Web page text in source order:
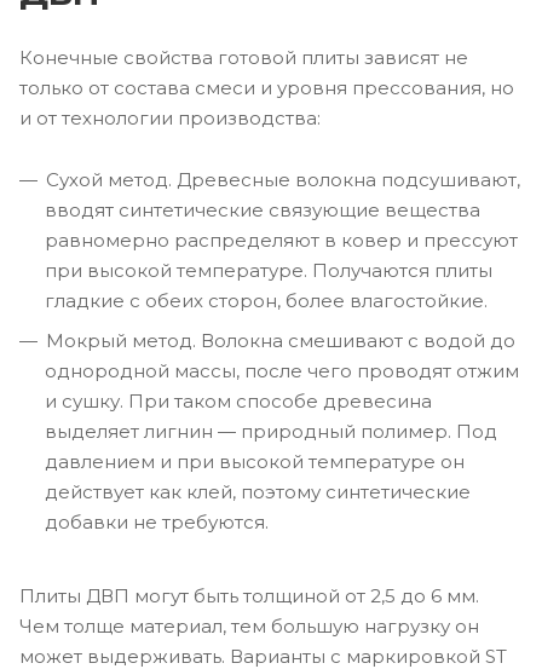
Конечные свойства готовой плиты зависят не
только от состава смеси и уровня прессования, но
и от технологии производства:
Сухой метод. Древесные волокна подсушивают,
вводят синтетические связующие вещества
равномерно распределяют в ковер и прессуют
при высокой температуре. Получаются плиты
гладкие с обеих сторон, более влагостойкие.
Мокрый метод. Волокна смешивают с водой до
однородной массы, после чего проводят отжим
и сушку. При таком способе древесина
выделяет лигнин — природный полимер. Под
давлением и при высокой температуре он
действует как клей, поэтому синтетические
добавки не требуются.
Плиты ДВП могут быть толщиной от 2,5 до 6 мм.
Чем толще материал, тем большую нагрузку он
может выдерживать. Варианты с маркировкой ST